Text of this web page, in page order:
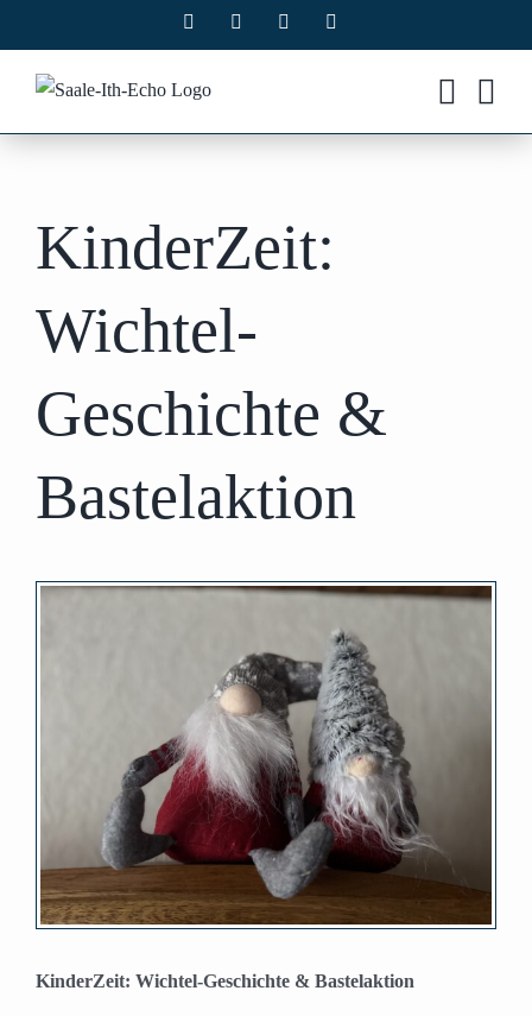
Inhalt
springen
Facebook Instagram
KinderZeit:
Wichtel-
Geschichte &
Bastelaktion
Zeige
KinderZeit: Wichtel-Geschichte & Bastelaktion